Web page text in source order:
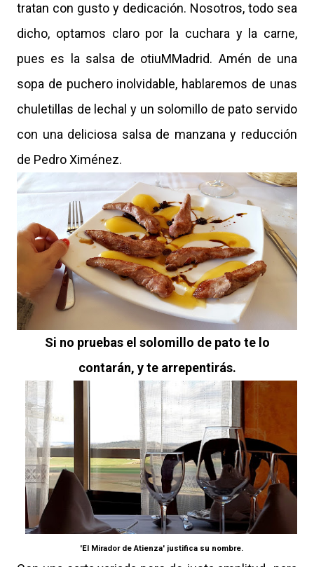
tratan con gusto y dedicación. Nosotros, todo sea
dicho, optamos claro por la cuchara y la carne,
pues es la salsa de otiuMMadrid. Amén de una
sopa de puchero inolvidable, hablaremos de unas
chuletillas de lechal y un solomillo de pato servido
con una deliciosa salsa de manzana y reducción
de Pedro Ximénez.
Si no pruebas el solomillo de pato te lo
contarán, y te arrepentirás.
'El Mirador de Atienza' justifica su nombre.